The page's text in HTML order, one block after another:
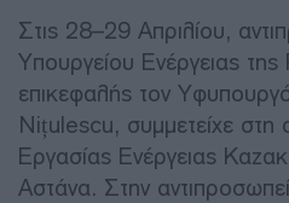
Στις 28–29 Απριλίου,
Υπουργείου Ενέργειας
επικεφαλής τον
Nițulescu, συμμετείχε
Εργασίας Ενέργειας
Αστάνα. Στην